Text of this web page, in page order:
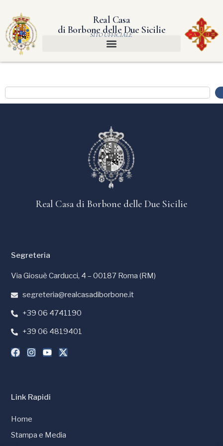
Real Casa
di Borbone delle Due Sicilie
SITO UFFICIALE
Real Casa di Borbone delle Due Sicilie
Link Rapidi
Home
Stampa e Media
Segreteria
Via Giosuè Carducci, 4 – 00187 Roma (RM)
segreteria@realcasadiborbone.it
+39 06 4741190
+39 06 4819401